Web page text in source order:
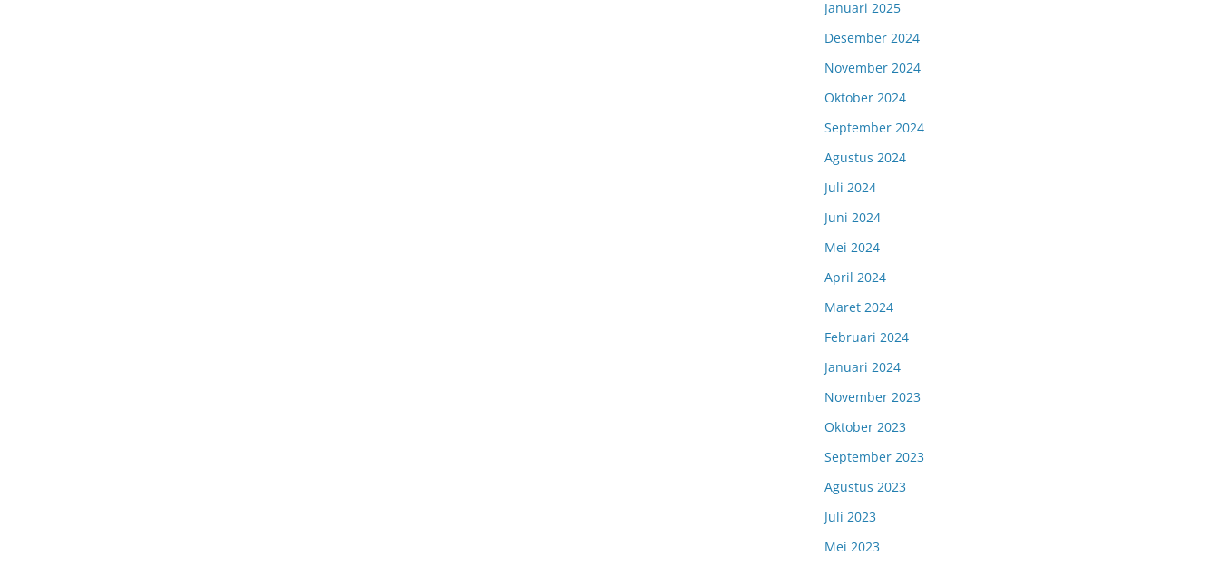
Januari 2025
Desember 2024
November 2024
Oktober 2024
September 2024
Agustus 2024
Juli 2024
Juni 2024
Mei 2024
April 2024
Maret 2024
Februari 2024
Januari 2024
November 2023
Oktober 2023
September 2023
Agustus 2023
Juli 2023
Mei 2023